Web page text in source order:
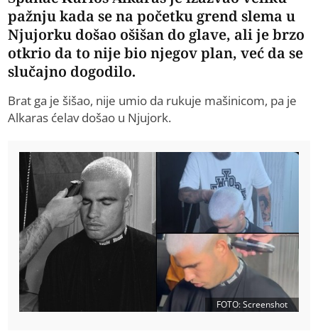
pažnju kada se na početku grend slema u
Njujorku došao ošišan do glave, ali je brzo
otkrio da to nije bio njegov plan, već da se
slučajno dogodilo.
Brat ga je šišao, nije umio da rukuje mašinicom, pa je
Alkaras ćelav došao u Njujork.
FOTO: Screenshot